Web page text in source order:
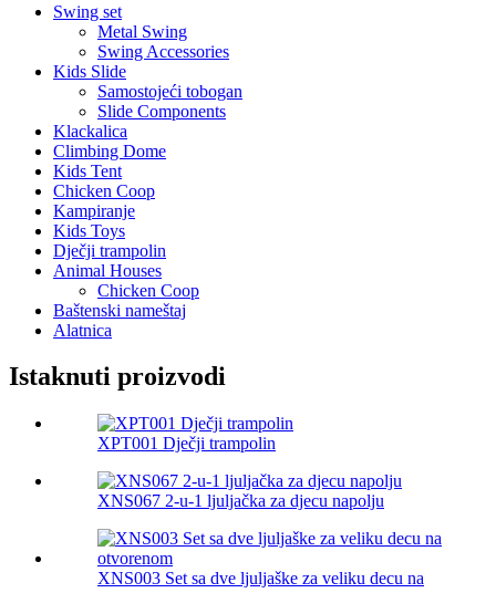
Swing set
Metal Swing
Swing Accessories
Kids Slide
Samostojeći tobogan
Slide Components
Klackalica
Climbing Dome
Kids Tent
Chicken Coop
Kampiranje
Kids Toys
Dječji trampolin
Animal Houses
Chicken Coop
Baštenski nameštaj
Alatnica
Istaknuti proizvodi
XPT001 Dječji trampolin
XNS067 2-u-1 ljuljačka za djecu napolju
XNS003 Set sa dve ljuljaške za veliku decu na